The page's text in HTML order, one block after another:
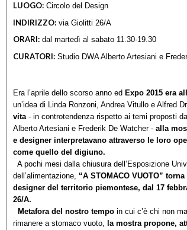
LUOGO: Circolo del Design
INDIRIZZO: via Giolitti 26/A
ORARI: dal martedì al sabato 11.30-19.30
CURATORI: Studio DWA Alberto Artesiani e
Era l’aprile dello scorso anno ed Expo 2015 era
un’idea di Linda Ronzoni, Andrea Vitullo e Alfred
vita - in controtendenza rispetto ai temi proposti
Alberto Artesiani e Frederik De Watcher - alla
e designer interpretavano attraverso le loro
come quello del digiuno.
A pochi mesi dalla chiusura dell’Esposizione
dell’alimentazione, “A STOMACO VUOTO”
designer del territorio piemontese, dal 17
26/A.
Metafora del nostro tempo in cui c’è chi non
rimanere a stomaco vuoto, la mostra propone,